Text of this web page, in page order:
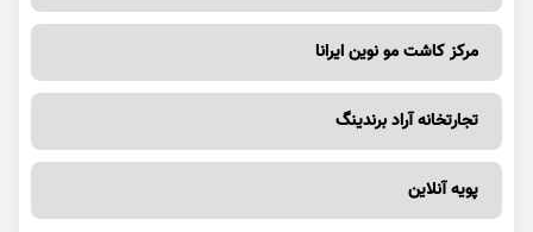
تجارتخانه آراد برندینگ
پویه آنلاین